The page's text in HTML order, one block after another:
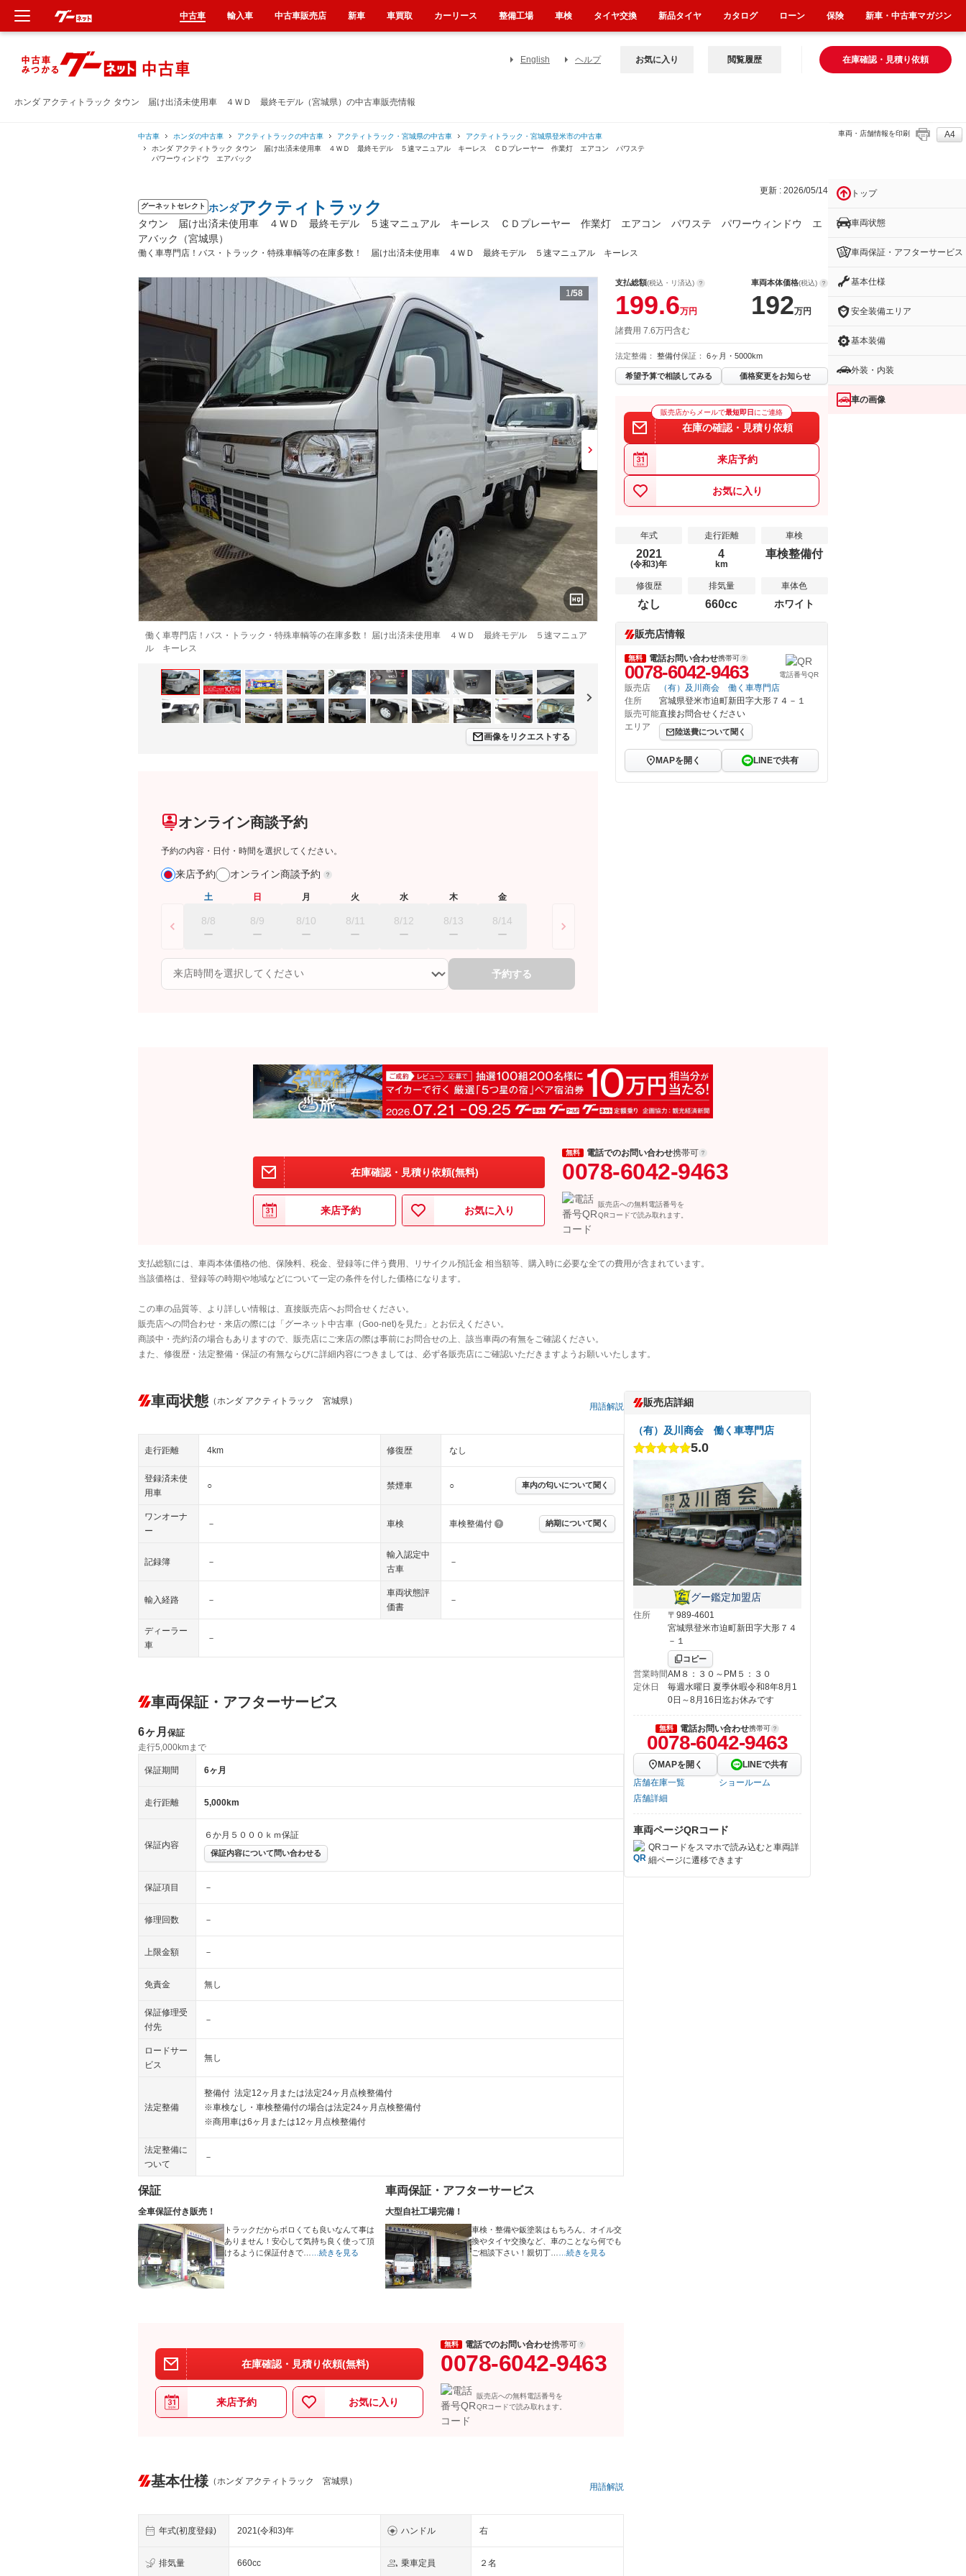
ホンダ アクティトラック タウン 届け出済未使用車 ４ＷＤ 最終モデル（宮城県）の中古車販売情報
English ヘルプ 在庫確認・見積り依頼
お気に入り 閲覧履歴
中古車 ホンダの中古車 アクティトラックの中古車 アクティトラック・宮城県の中古車
アクティトラック・宮城県登米市の中古車
ホンダ アクティトラック タウン 届け出済未使用車 ４ＷＤ 最終モデル ５速マニュアル キーレス ＣＤプレーヤー 作業灯 エアコン パワステ
パワーウィンドウ エアバック
車両・店舗情報を印刷 A4
更新 : 2026/05/14
グーネットセレクト ホンダアクティトラック
タウン 届け出済未使用車 ４ＷＤ 最終モデル ５速マニュアル キーレス ＣＤプレーヤー 作業灯 エアコン パワステ パワーウィンドウ エ
アバック（宮城県）
働く車専門店！バス・トラック・特殊車輌等の在庫多数！ 届け出済未使用車 ４ＷＤ 最終モデル ５速マニュアル キーレス
1/58
働く車専門店！バス・トラック・特殊車輌等の在庫多数！ 届け出済未使用車 ４ＷＤ 最終モデル ５速マニュア
ル キーレス
画像をリクエストする
オンライン商談予約
予約の内容・日付・時間を選択してください。
来店予約 オンライン商談予約
土
8/8
日
8/9
月
8/10
火
8/11
水
8/12
木
8/13
金
8/14
予約する
支払総額(税込・リ済込)
199.6万円
車両本体価格(税込)
192万円
諸費用 7.6万円含む
法定整備： 整備付保証： 6ヶ月・5000km
希望予算で相談してみる 価格変更をお知らせ
販売店からメールで最短即日 にご連絡
在庫の確認・見積り依頼
来店予約
お気に入り
年式
2021
(令和3)年
走行距離
4
km
車検
車検整備付
修復歴
なし
排気量
660cc
車体色
ホワイト
販売店情報
無料 電話お問い合わせ携帯可
0078-6042-9463 電話番号QR
販売店
（有）及川商会 働く車専門店
住所
宮城県登米市迫町新田字大形７４－１
販売可能
エリア
直接お問合せください
陸送費について聞く
MAPを開く LINEで共有
在庫確認・見積り依頼(無料)
来店予約 お気に入り
無料 電話でのお問い合わせ携帯可
0078-6042-9463
販売店への無料電話番号を
QRコードで読み取れます。
支払総額には、車両本体価格の他、保険料、税金、登録等に伴う費用、リサイクル預託金 相当額等、購入時に必要な全ての費用が含まれています。
当該価格は、登録等の時期や地域などについて一定の条件を付した価格になります。
この車の品質等、より詳しい情報は、直接販売店へお問合せください。
販売店への問合わせ・来店の際には「グーネット中古車（Goo-net)を見た」とお伝えください。
商談中・売約済の場合もありますので、販売店にご来店の際は事前にお問合せの上、該当車両の有無をご確認ください。
また、修復歴・法定整備・保証の有無ならびに詳細内容につきましては、必ず各販売店にご確認いただきますようお願いいたします。
車両状態 （ホンダ アクティトラック 宮城県）
用語解説
走行距離 4km 修復歴 なし
登録済未使
用車
○ 禁煙車 ○ 車内の匂いについて聞く
ワンオーナ
ー
－ 車検 車検整備付 納期について聞く
記録簿 －
輸入認定中
古車
－
輸入経路 －
車両状態評
価書
－
ディーラー
車
－
車両保証・アフターサービス
6ヶ月 保証
走行5,000kmまで
保証期間 6ヶ月
走行距離 5,000km
保証内容
６か月５０００ｋｍ保証
保証内容について問い合わせる
保証項目 －
修理回数 －
上限金額 －
免責金 無し
保証修理受
付先
－
ロードサー
ビス
無し
法定整備
整備付 法定12ヶ月または法定24ヶ月点検整備付
※車検なし・車検整備付の場合は法定24ヶ月点検整備付
※商用車は6ヶ月または12ヶ月点検整備付
法定整備に
ついて
－
保証
全車保証付き販売！
トラックだからボロくても良いなんて事は
ありません！安心して気持ち良く使って頂
けるように保証付きで…
…続きを見る
車両保証・アフターサービス
大型自社工場完備！
車検・整備や鈑塗装はもちろん、オイル交
換やタイヤ交換など、車のことなら何でも
ご相談下さい！親切丁…
…続きを見る
在庫確認・見積り依頼(無料)
来店予約 お気に入り
無料 電話でのお問い合わせ携帯可
0078-6042-9463
販売店への無料電話番号を
QRコードで読み取れます。
基本仕様 （ホンダ アクティトラック 宮城県）
用語解説
年式(初度登録) 2021(令和3)年 ハンドル 右
排気量 660cc 乗車定員 ２名
販売店詳細
（有）及川商会 働く車専門店
5.0
グー鑑定加盟店
住所
〒989-4601
宮城県登米市迫町新田字大形７４
－１
コピー
営業時間AM８：３０～PM５：３０
定休日
毎週水曜日 夏季休暇令和8年8月1
0日～8月16日迄お休みです
無料 電話お問い合わせ携帯可
0078-6042-9463
MAPを開く
LINEで共有
店舗在庫一覧
ショールーム
店舗詳細
車両ページQRコード
QRコードをスマホで読み込むと車両詳
細ページに遷移できます
トップ
車両状態
車両保証・アフターサービス
基本仕様
安全装備エリア
基本装備
外装・内装
車の画像
中古車 輸入車 中古車販売店 新車 車買取 カーリース 整備工場 車検 タイヤ交換 新品タイヤ カタログ ローン 保険 新車・中古車マガジン
新車
中古車